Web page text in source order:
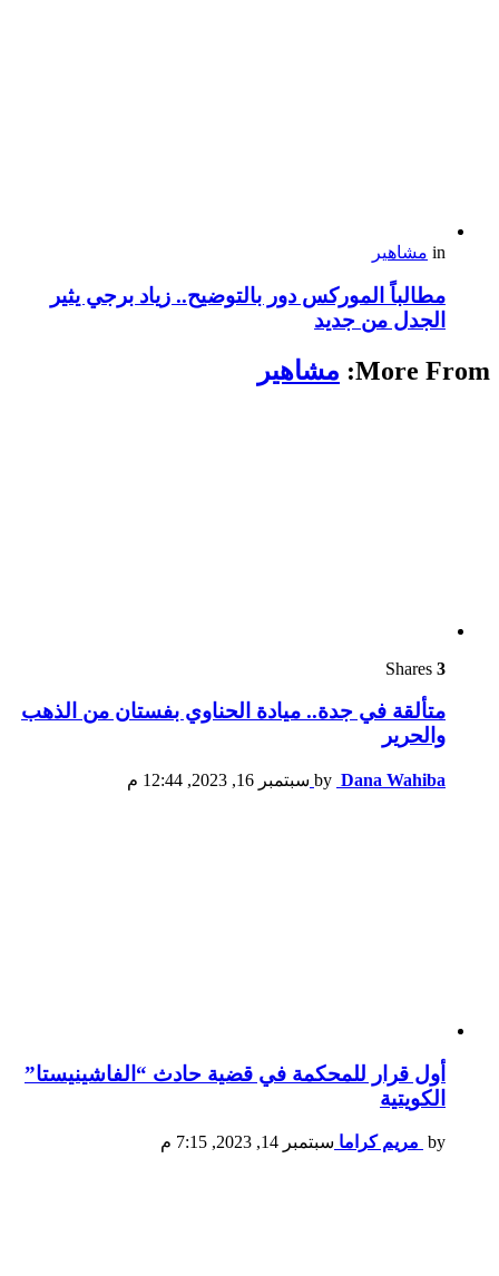
in مشاهير
مطالباً الموركس دور بالتوضيح.. زياد برجي يثير
الجدل من جديد
More From: مشاهير
3
متألقة في جدة.. ميادة الحناوي بفستان من الذهب
والحرير
by Dana Wahiba سبتمبر 16, 2023, 12:44 م
أول قرار للمحكمة في قضية حادث “الفاشينيستا”
الكويتية
by مريم كراما سبتمبر 14, 2023, 7:15 م